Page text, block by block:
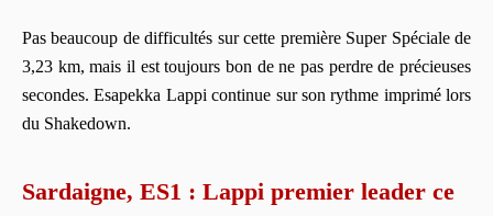
Pas beaucoup de difficultés sur cette première Super Spéciale de
3,23 km, mais il est toujours bon de ne pas perdre de précieuses
secondes. Esapekka Lappi continue sur son rythme imprimé lors
du Shakedown.
Sardaigne, ES1 : Lappi premier leader ce